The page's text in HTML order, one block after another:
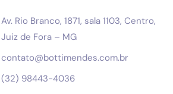
Av. Rio Branco, 1871, sala 1103, Centro,
Juiz de Fora – MG
contato@bottimendes.com.br
(32) 98443-4036